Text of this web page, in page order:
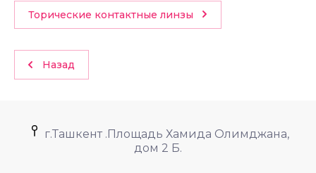
Торические контактные линзы
Назад
г.Ташкент .Площадь Хамида Олимджана,
дом 2 Б.